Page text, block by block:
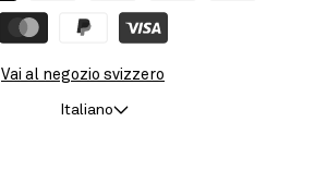
Vai al negozio svizzero
Italiano